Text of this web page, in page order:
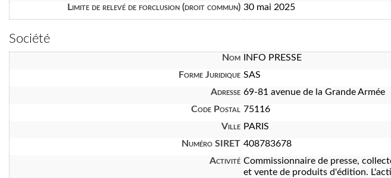
Limite de relevé de forclusion (droit commun) 30 mai 2025
Société
Nom
INFO PRESSE
Forme Juridique SAS
Adresse 69-81 avenue de la Grande Armée
Code Postal 75116
Ville PARIS
Numéro SIRET 408783678
Activité Commissionnaire de presse,
et vente de produits d'édition.